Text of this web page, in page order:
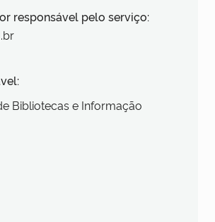
responsável pelo serviço:
Bibliotecas e Informação